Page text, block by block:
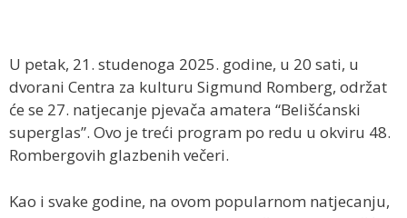
U petak, 21. studenoga 2025. godine, u 20 sati, u
dvorani Centra za kulturu Sigmund Romberg, održat
će se 27. natjecanje pjevača amatera “Belišćanski
superglas”. Ovo je treći program po redu u okviru 48.
Rombergovih glazbenih večeri.
Kao i svake godine, na ovom popularnom natjecanju,